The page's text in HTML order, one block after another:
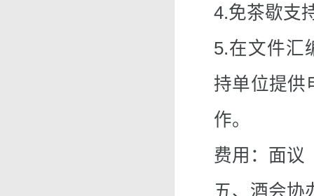
4.免茶歇支
5.在文件汇
持单位提供
作。
费用：面议
五、酒会协